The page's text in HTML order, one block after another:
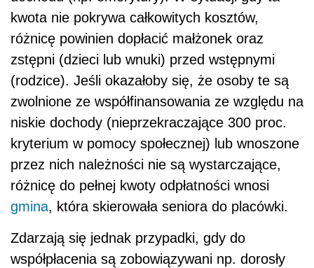
kwota nie pokrywa całkowitych kosztów,
różnicę powinien dopłacić małżonek oraz
zstępni (dzieci lub wnuki) przed wstępnymi
(rodzice). Jeśli okazałoby się, że osoby te są
zwolnione ze współfinansowania ze względu na
niskie dochody (nieprzekraczające 300 proc.
kryterium w pomocy społecznej) lub wnoszone
przez nich należności nie są wystarczające,
różnicę do pełnej kwoty odpłatności wnosi
gmina, która skierowała seniora do placówki.
Zdarzają się jednak przypadki, gdy do
współpłacenia są zobowiązywani np. dorosły